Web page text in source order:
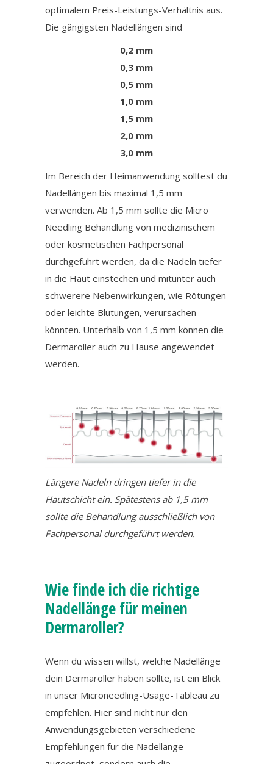
optimalem Preis-Leistungs-Verhältnis aus.
Die gängigsten Nadellängen sind
0,2 mm
0,3 mm
0,5 mm
1,0 mm
1,5 mm
2,0 mm
3,0 mm
Im Bereich der Heimanwendung solltest du
Nadellängen bis maximal 1,5 mm
verwenden. Ab 1,5 mm sollte die Micro
Needling Behandlung von medizinischem
oder kosmetischen Fachpersonal
durchgeführt werden, da die Nadeln tiefer
in die Haut einstechen und mitunter auch
schwerere Nebenwirkungen, wie Rötungen
oder leichte Blutungen, verursachen
könnten. Unterhalb von 1,5 mm können die
Dermaroller auch zu Hause angewendet
werden.
Längere Nadeln dringen tiefer in die
Hautschicht ein. Spätestens ab 1,5 mm
sollte die Behandlung ausschließlich von
Fachpersonal durchgeführt werden.
Wie finde ich die richtige
Nadellänge für meinen
Dermaroller?
Wenn du wissen willst, welche Nadellänge
dein Dermaroller haben sollte, ist ein Blick
in unser Microneedling-Usage-Tableau zu
empfehlen. Hier sind nicht nur den
Anwendungsgebieten verschiedene
Empfehlungen für die Nadellänge